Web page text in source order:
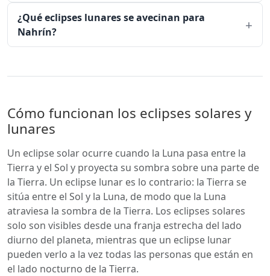
¿Qué eclipses lunares se avecinan para
Nahrín?
Cómo funcionan los eclipses solares y
lunares
Un eclipse solar ocurre cuando la Luna pasa entre la
Tierra y el Sol y proyecta su sombra sobre una parte de
la Tierra. Un eclipse lunar es lo contrario: la Tierra se
sitúa entre el Sol y la Luna, de modo que la Luna
atraviesa la sombra de la Tierra. Los eclipses solares
solo son visibles desde una franja estrecha del lado
diurno del planeta, mientras que un eclipse lunar
pueden verlo a la vez todas las personas que están en
el lado nocturno de la Tierra.